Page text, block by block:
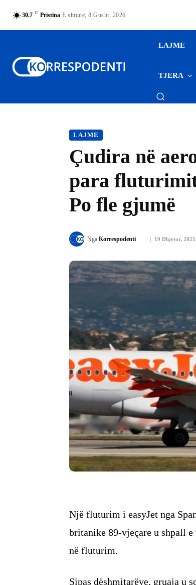
30.7 C Pristina E shtunë, 8 Gusht, 2026
LAJME
TJERA
LAJME
Çudira në
para
Po fle gjumë
19 Dhjetor,
Nga Korrespodenti
Një fluturim i easyJet nga
britanike 89-vjeçare u shpall
në fluturim.
Sipas dëshmitarëve, gruaja u